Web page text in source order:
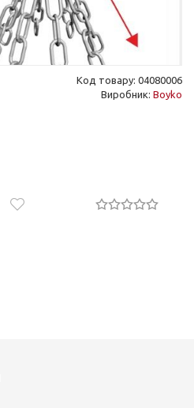
Код товару: 04080006
Виробник: Boyko